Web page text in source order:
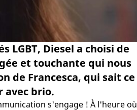
LGBT, Diesel a choisi de
et touchante qui nous
de Francesca, qui sait ce
brio.
s'engage ! À l'heure où